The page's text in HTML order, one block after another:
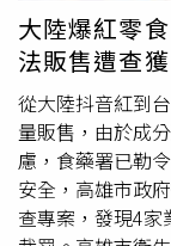
7-ELEVEN與大
顧，我們才會有
持，我們回到韓
JUNIOR-D&E向
ELEVEN續約。
任務，接下來
舉辦演唱會。被
嗎？銀赫寵粉回
大陸爆紅零
法販售遭查
從大陸抖音紅到
量販售，由於成
慮，食藥署已勒
安全，高雄市政
查專案，發現4